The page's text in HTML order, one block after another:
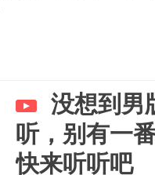
没想到男
听，别有一
快来听听吧